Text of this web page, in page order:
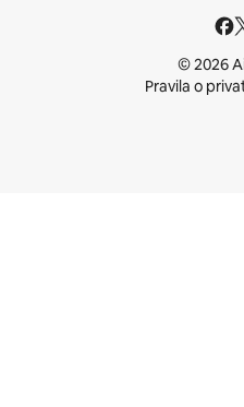
© 2026
Pravila o